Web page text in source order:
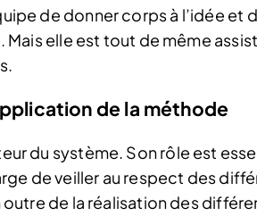
de donner corps à l’idée
Mais elle est tout de même
de la méthode
du système. Son rôle est
de veiller au respect des
outre de la réalisation des